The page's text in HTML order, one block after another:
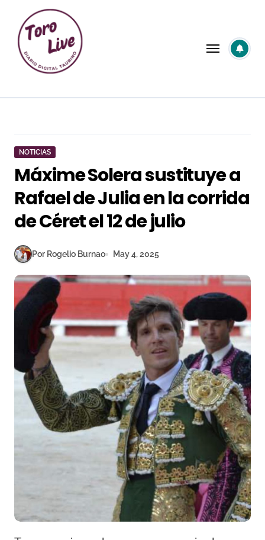
contenido
NOTICIAS
Máxime Solera sustituye a
Rafael de Julia en la corrida
de Céret el 12 de julio
Por Rogelio Burnao May 4, 2025